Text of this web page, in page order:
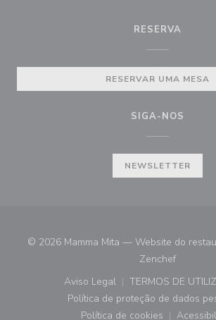
RESERVA
RESERVAR UMA MESA
SIGA-NOS
NEWSLETTER
© 2026 Mamma Mita — Website do
Zenchef((abre
Aviso Legal
((abre numa nova janela))
TERMOS DE
Política de proteção de dados
((abre numa
Política de cookies